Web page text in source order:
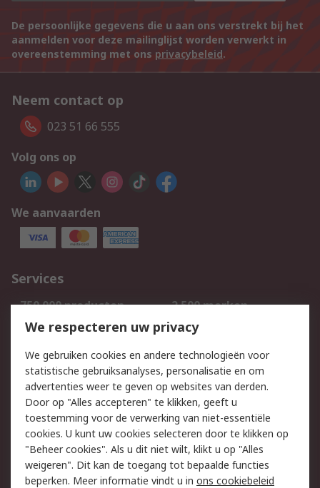
De persoonlijke gegevens die u aan ons verstrekt bij het
aanmelden voor deze mailinglijst worden verwerkt in
overeenstemming met ons privacybeleid.
Neem contact op
023 51 66 555
Volg ons op
We aanvaarden
Services
750.000 producten
2.500 merken
Bestellen
Inkoopoplossingen
Track & Trace
Wettelijk
Cookiebeleid
Email veiligheid
Privacybeleid
Websitevoorwaarden
Algemene
We respecteren uw privacy
We gebruiken cookies en andere technologieën voor
statistische gebruiksanalyses, personalisatie en om
advertenties weer te geven op websites van derden.
Door op "Alles accepteren" te klikken, geeft u
toestemming voor de verwerking van niet-essentiële
cookies. U kunt uw cookies selecteren door te klikken op
"Beheer cookies". Als u dit niet wilt, klikt u op "Alles
weigeren". Dit kan de toegang tot bepaalde functies
beperken. Meer informatie vindt u in ons cookiebeleid